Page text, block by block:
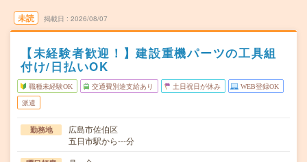
未読 掲載日 2026/08/07
【未経験者歓迎！】建設重機パーツの工具組
付け/日払いOK
職種未経験OK 交通費別途支給あり 土日祝日が休み WEB登録OK
派遣
勤務地
広島市佐伯区
五日市駅から---分